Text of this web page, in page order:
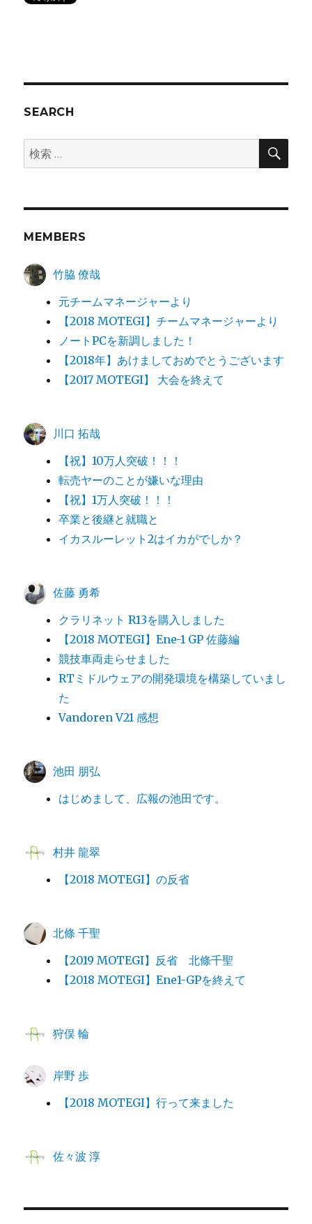
SEARCH
検
索:
検
MEMBERS
竹脇 僚哉
元チームマネージャーより
【2018 MOTEGI】チームマネージャーより
ノートPCを新調しました！
【2018年】あけましておめでとうございます
【2017 MOTEGI】 大会を終えて
川口 拓哉
【祝】10万人突破！！！
転売ヤーのことが嫌いな理由
【祝】1万人突破！！！
卒業と後継と就職と
イカスルーレット2はイカがでしか？
佐藤 勇希
クラリネット R13を購入しました
【2018 MOTEGI】Ene-1 GP 佐藤編
競技車両走らせました
RTミドルウェアの開発環境を構築していまし
た
Vandoren V21 感想
池田 朋弘
はじめまして、広報の池田です。
村井 龍翠
【2018 MOTEGI】の反省
北條 千聖
【2019 MOTEGI】反省 北條千聖
【2018 MOTEGI】Ene1-GPを終えて
狩俣 輪
岸野 歩
【2018 MOTEGI】行って来ました
佐々波 淳